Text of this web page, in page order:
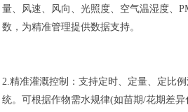
量、风速、风向、光照度、空气温湿度、
数，为精准管理提供数据支持。
2.精准灌溉控制：支持定时、定量、定比
统。可根据作物需水规律(如苗期/花期差